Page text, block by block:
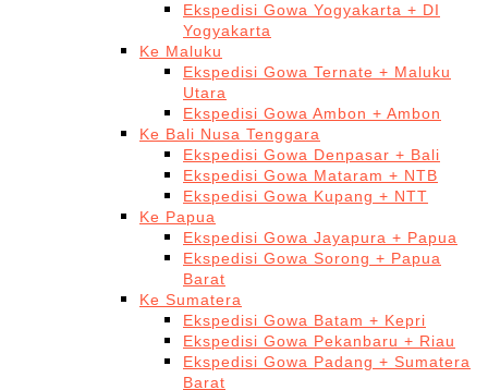
Ekspedisi Gowa Yogyakarta + DI
Yogyakarta
Ke Maluku
Ekspedisi Gowa Ternate + Maluku
Utara
Ekspedisi Gowa Ambon + Ambon
Ke Bali Nusa Tenggara
Ekspedisi Gowa Denpasar + Bali
Ekspedisi Gowa Mataram + NTB
Ekspedisi Gowa Kupang + NTT
Ke Papua
Ekspedisi Gowa Jayapura + Papua
Ekspedisi Gowa Sorong + Papua
Barat
Ke Sumatera
Ekspedisi Gowa Batam + Kepri
Ekspedisi Gowa Pekanbaru + Riau
Ekspedisi Gowa Padang + Sumatera
Barat